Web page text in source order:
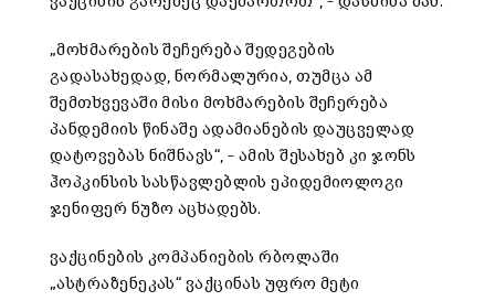
„მოხმარების შეჩერება შედეგების
გადასახედად, ნორმალურია, თუმცა ამ
შემთხვევაში მისი მოხმარების შეჩერება
პანდემიის წინაშე ადამიანების დაუცველად
დატოვებას ნიშნავს“, – ამის შესახებ კი ჯონს
ჰოპკინსის სასწავლებლის ეპიდემიოლოგი
ჯენიფერ ნუზო აცხადებს.
ვაქცინების კომპანიების რბოლაში
„ასტრაზენეკას“ ვაქცინას უფრო მეტი